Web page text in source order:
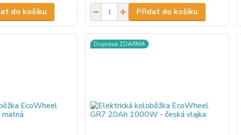
do košíku Přidat do košíku
Doprava ZDARMA